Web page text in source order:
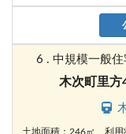
6 . 中規模一般
木次町里方
土地面積：246㎡、利